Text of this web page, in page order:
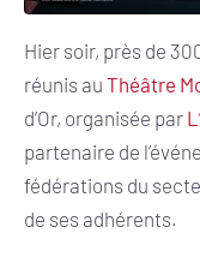
Hier soir, près de
réunis au Théâtre
d’Or, organisée par
partenaire de
fédérations du
de ses adhérents.